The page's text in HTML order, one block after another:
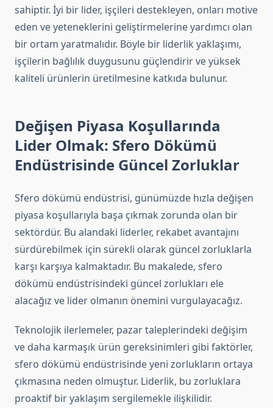
sahiptir. İyi bir lider, işçileri destekleyen, onları motive
eden ve yeteneklerini geliştirmelerine yardımcı olan
bir ortam yaratmalıdır. Böyle bir liderlik yaklaşımı,
işçilerin bağlılık duygusunu güçlendirir ve yüksek
kaliteli ürünlerin üretilmesine katkıda bulunur.
Değişen Piyasa Koşullarında
Lider Olmak: Sfero Dökümü
Endüstrisinde Güncel Zorluklar
Sfero dökümü endüstrisi, günümüzde hızla değişen
piyasa koşullarıyla başa çıkmak zorunda olan bir
sektördür. Bu alandaki liderler, rekabet avantajını
sürdürebilmek için sürekli olarak güncel zorluklarla
karşı karşıya kalmaktadır. Bu makalede, sfero
dökümü endüstrisindeki güncel zorlukları ele
alacağız ve lider olmanın önemini vurgulayacağız.
Teknolojik ilerlemeler, pazar taleplerindeki değişim
ve daha karmaşık ürün gereksinimleri gibi faktörler,
sfero dökümü endüstrisinde yeni zorlukların ortaya
çıkmasına neden olmuştur. Liderlik, bu zorluklara
proaktif bir yaklaşım sergilemekle ilişkilidir.